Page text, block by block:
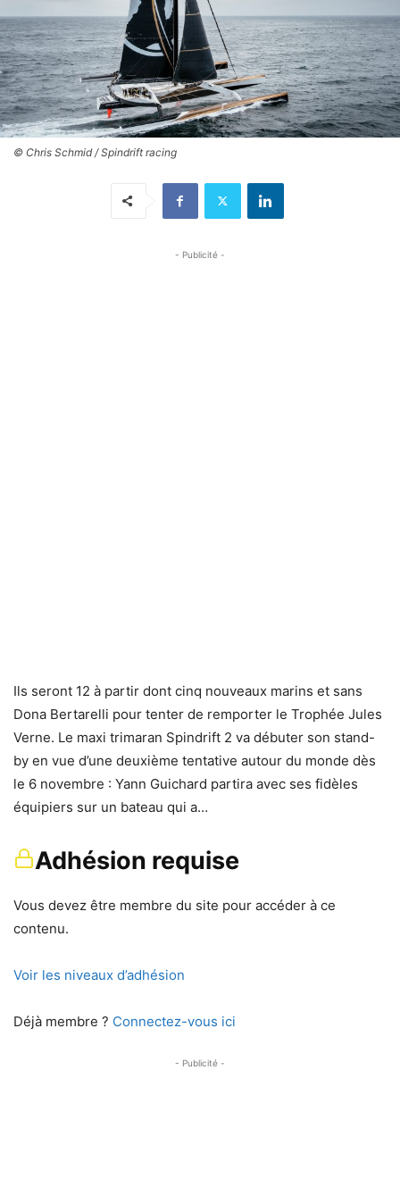
© Chris Schmid / Spindrift racing
- Publicité -
Ils seront 12 à partir dont cinq nouveaux marins et sans
Dona Bertarelli pour tenter de remporter le Trophée Jules
Verne. Le maxi trimaran Spindrift 2 va débuter son stand-
by en vue d’une deuxième tentative autour du monde dès
le 6 novembre : Yann Guichard partira avec ses fidèles
équipiers sur un bateau qui a…
Adhésion requise
Vous devez être membre du site pour accéder à ce
contenu.
Voir les niveaux d’adhésion
Déjà membre ? Connectez-vous ici
- Publicité -